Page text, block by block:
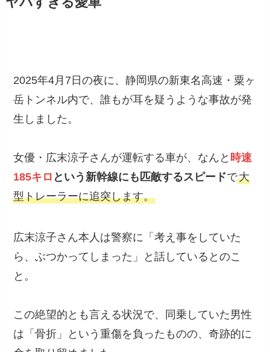
2025年4月7日の夜に、静岡県の新東名高速・粟ヶ
岳トンネル内で、誰もが耳を疑うような事故が発
生しました。
女優・広末涼子さんが運転する車が、なんと 時速
185キロ という新幹線にも匹敵するスピードで大
型トレーラーに追突します。
広末涼子さん本人は警察に「考え事をしていた
ら、ぶつかってしまった」と話しているとのこ
と。
この絶望的とも言える状況で、同乗していた男性
は「骨折」という重傷を負ったものの、奇跡的に